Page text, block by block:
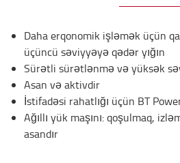
Daha erqonomik işləmək üçün
üçüncü səviyyəyə qədər yığın
Sürətli sürətlənmə və yüksək
Asan və aktivdir
İstifadəsi rahatlığı üçün BT
Ağıllı yük maşını: qoşulmaq,
asandır